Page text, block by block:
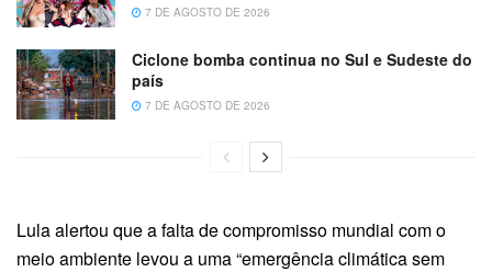
7 DE AGOSTO DE 2026
Ciclone bomba continua no Sul e Sudeste do
país
7 DE AGOSTO DE 2026
Lula alertou que a falta de compromisso mundial com o
meio ambiente levou a uma “emergência climática sem